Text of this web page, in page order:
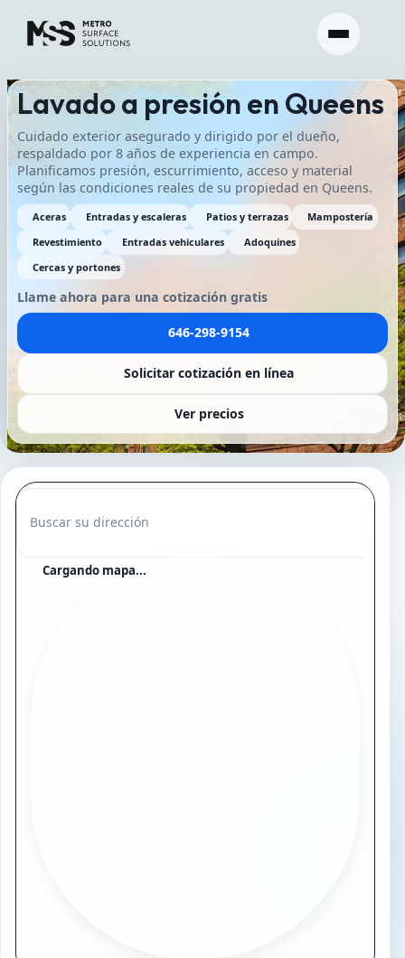
Lavado a presión en Queens
Cuidado exterior asegurado y dirigido por el dueño,
respaldado por 8 años de experiencia en campo.
Planificamos presión, escurrimiento, acceso y material
según las condiciones reales de su propiedad en Queens.
Aceras Entradas y escaleras Patios y terrazas
Mampostería
Revestimiento
Entradas vehiculares
Adoquines
Cercas y portones
Llame ahora para una cotización gratis
646-298-9154
Solicitar cotización en línea
Ver precios
Buscar su dirección
Cargando mapa...